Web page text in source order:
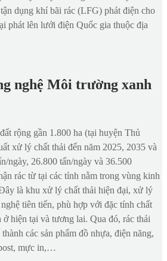
dụng khí bãi rác (LFG) phát điện cho
phát lên lưới điện Quốc gia thuộc địa
nghệ Môi trường xanh
rộng gần 1.800 ha (tại huyện Thủ
xử lý chất thải đến năm 2025, 2035 và
ngày, 26.800 tấn/ngày và 36.500
rác từ tại các tỉnh nằm trong vùng kinh
là khu xử lý chất thải hiện đại, xử lý
tiên tiến, phù hợp với đặc tính chất
ở hiện tại và tương lai. Qua đó, rác thải
các sản phẩm đồ nhựa, điện năng,
mực in,…